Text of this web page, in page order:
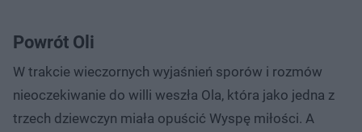
Powrót Oli
W trakcie wieczornych wyjaśnień sporów i rozmów
nieoczekiwanie do willi weszła Ola, która jako jedna z
trzech dziewczyn miała opuścić Wyspę miłości. A